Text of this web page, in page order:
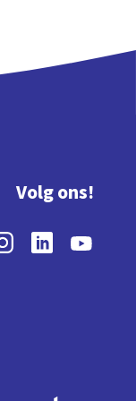
Volg ons!